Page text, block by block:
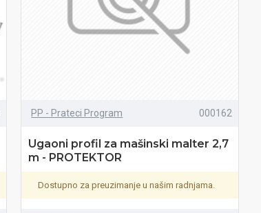
PP - Prateci Program 000162
Ugaoni profil za mašinski malter 2,7
m - PROTEKTOR
Dostupno za preuzimanje u našim radnjama.